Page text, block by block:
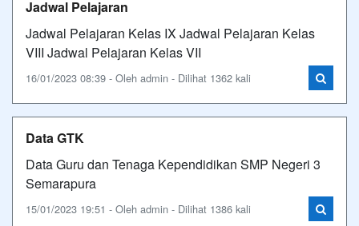
Jadwal Pelajaran
Jadwal Pelajaran Kelas IX Jadwal Pelajaran Kelas
VIII Jadwal Pelajaran Kelas VII
16/01/2023 08:39 - Oleh admin - Dilihat 1362 kali
Data GTK
Data Guru dan Tenaga Kependidikan SMP Negeri 3
Semarapura
15/01/2023 19:51 - Oleh admin - Dilihat 1386 kali